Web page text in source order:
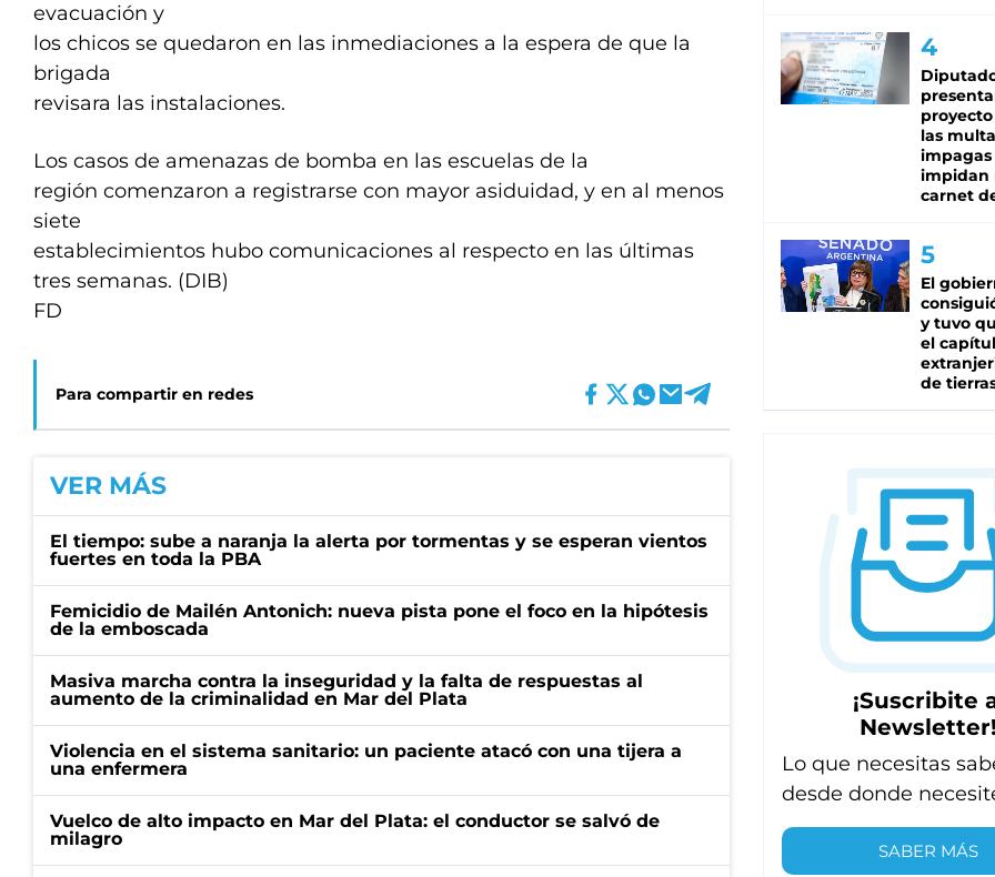
evacuación y
los chicos se quedaron en las inmediaciones a la espera de que la
brigada
revisara las instalaciones.
Los casos de amenazas de bomba en las escuelas de la
región comenzaron a registrarse con mayor asiduidad, y en al menos
siete
establecimientos hubo comunicaciones al respecto en las últimas
tres semanas. (DIB)
FD
Para compartir en redes
VER MÁS
El tiempo: sube a naranja la alerta por tormentas y se esperan vientos
fuertes en toda la PBA
Femicidio de Mailén Antonich: nueva pista pone el foco en la hipótesis
de la emboscada
Masiva marcha contra la inseguridad y la falta de respuestas al
aumento de la criminalidad en Mar del Plata
Violencia en el sistema sanitario: un paciente atacó con una tijera a
una enfermera
Vuelco de alto impacto en Mar del Plata: el conductor se salvó de
milagro
las
impagas
impidan
carnet
El
y tuvo
el
de
¡Suscribite
Newsletter!
Lo que necesitas
desde donde
SABER MÁS